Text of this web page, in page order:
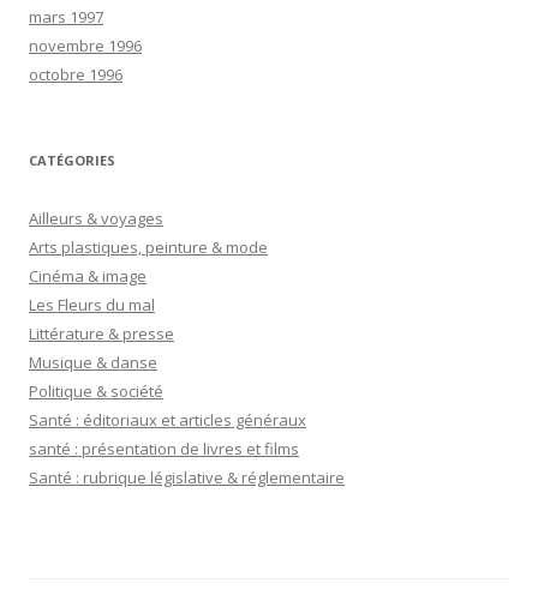
mars 1997
novembre 1996
octobre 1996
CATÉGORIES
Ailleurs & voyages
Arts plastiques, peinture & mode
Cinéma & image
Les Fleurs du mal
Littérature & presse
Musique & danse
Politique & société
Santé : éditoriaux et articles généraux
santé : présentation de livres et films
Santé : rubrique législative & réglementaire